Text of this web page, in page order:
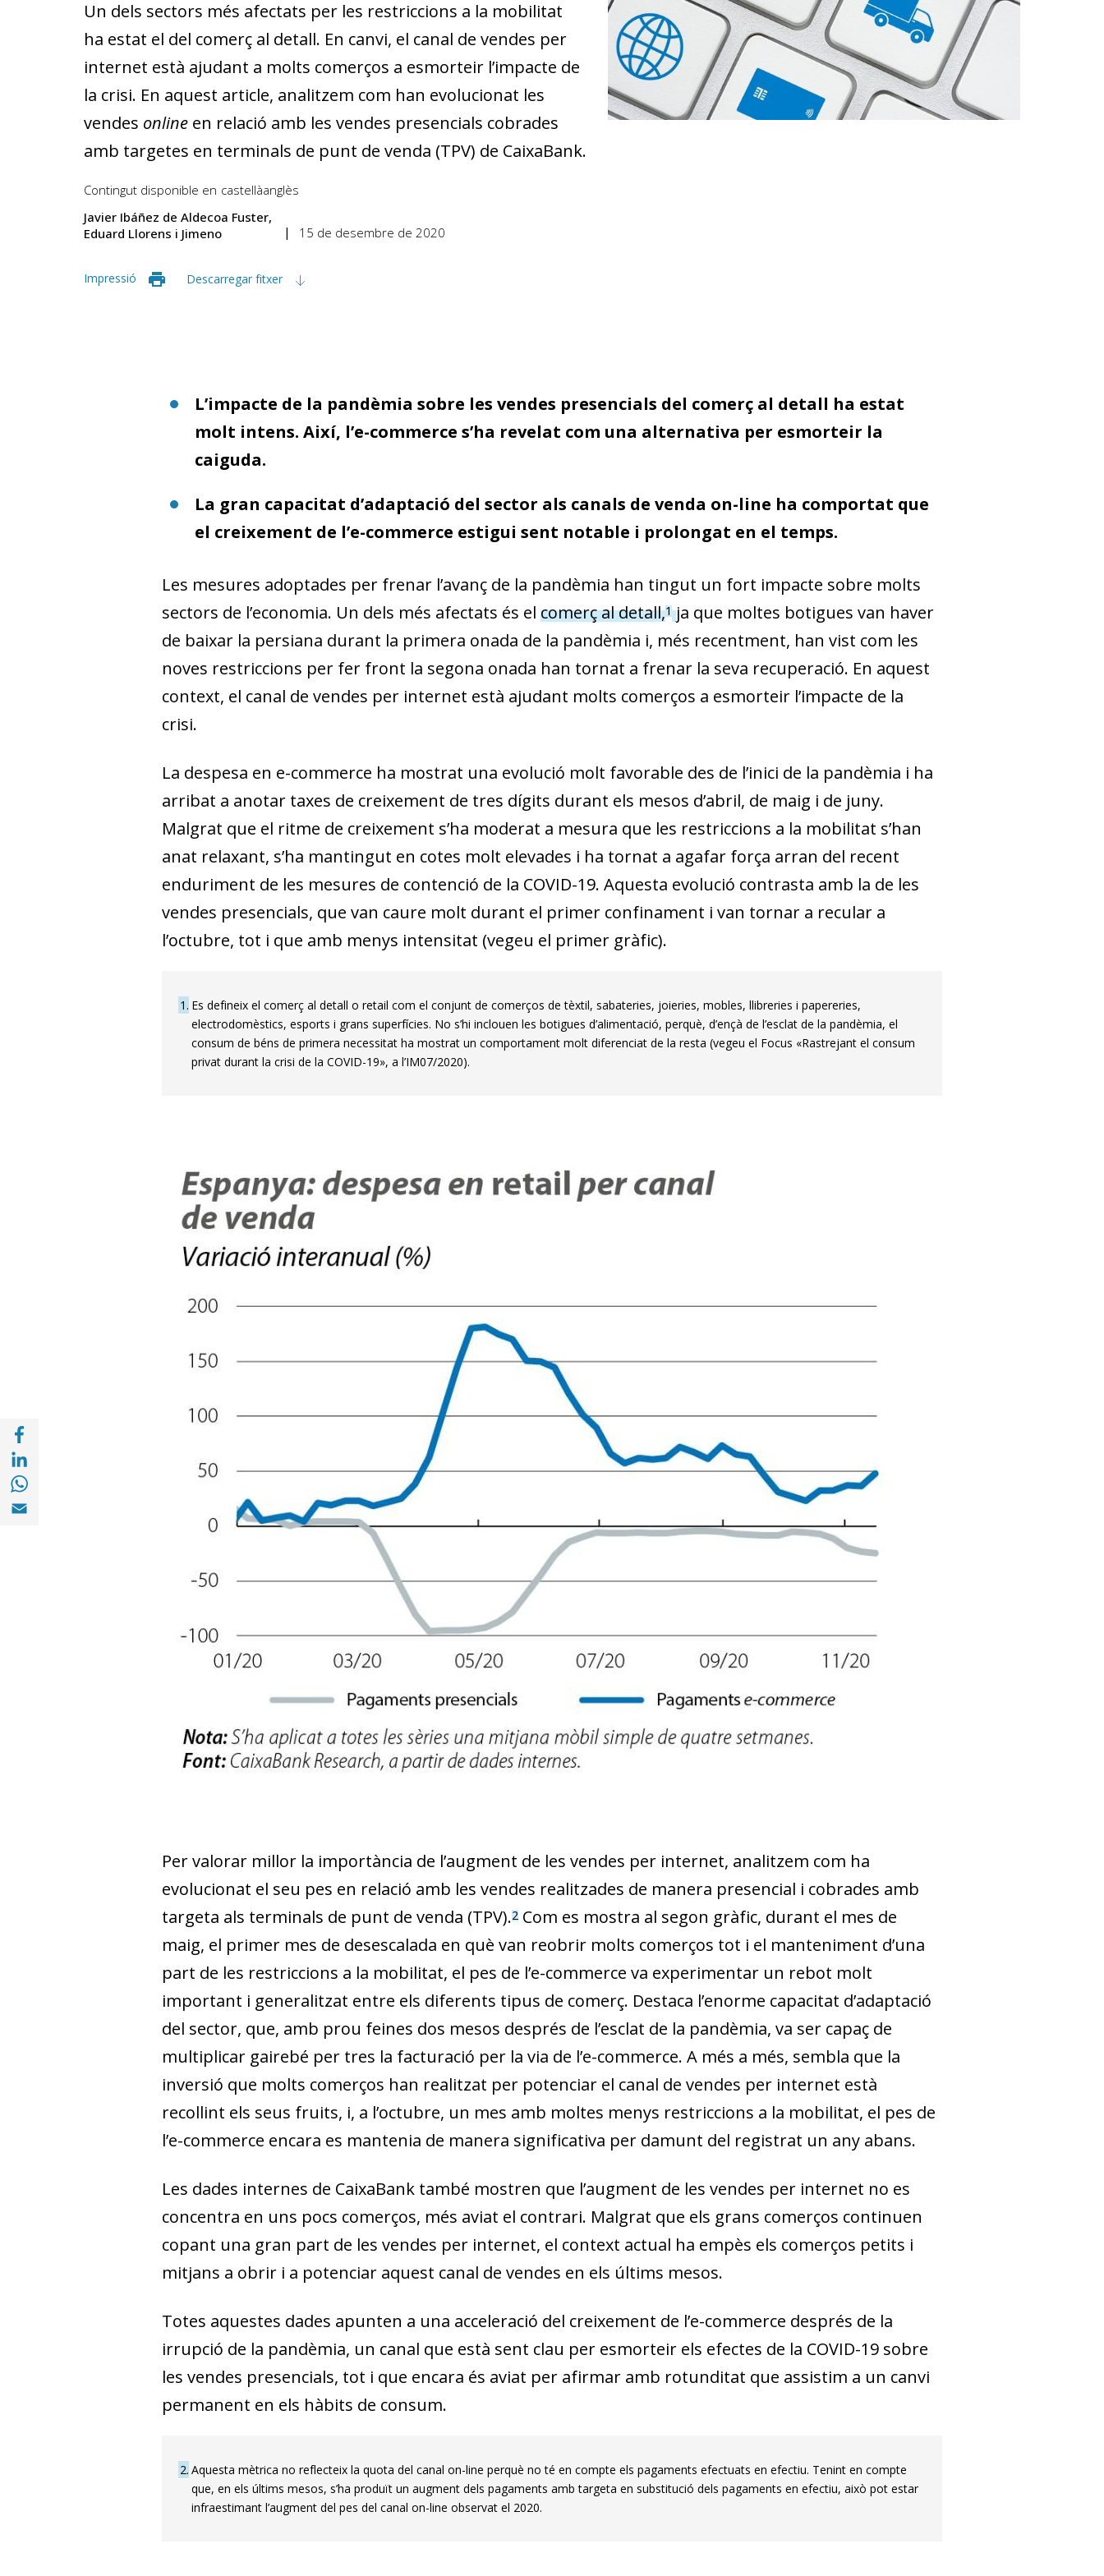
Un dels sectors més afectats per les restriccions a la mobilitat
ha estat el del comerç al detall. En canvi, el canal de vendes per
internet està ajudant a molts comerços a esmorteir l’impacte de
la crisi. En aquest article, analitzem com han evolucionat les
vendes online en relació amb les vendes presencials cobrades
amb targetes en terminals de punt de venda (TPV) de CaixaBank.
Contingut disponible en castellàanglès
Javier Ibáñez de Aldecoa Fuster
Eduard Llorens i Jimeno
15 de desembre de 2020
Impressió Descarregar fitxer
Compartir a Facebook (opens in a new window)
Compartir a with Linkedin (opens in a new window)
Compartir a with Whatsapp (opens in a new window)
Compartir a Email (opens in a new window)
L’impacte de la pandèmia sobre les vendes presencials del comerç al detall ha estat
molt intens. Així, l’e-commerce s’ha revelat com una alternativa per esmorteir la
caiguda.
La gran capacitat d’adaptació del sector als canals de venda on-line ha comportat que
el creixement de l’e-commerce estigui sent notable i prolongat en el temps.
Les mesures adoptades per frenar l’avanç de la pandèmia han tingut un fort impacte sobre molts
sectors de l’economia. Un dels més afectats és el comerç al detall,1 ja que moltes botigues van haver
de baixar la persiana durant la primera onada de la pandèmia i, més recentment, han vist com les
noves restriccions per fer front la segona onada han tornat a frenar la seva recuperació. En aquest
context, el canal de vendes per internet està ajudant molts comerços a esmorteir l’impacte de la
crisi.
La despesa en e-commerce ha mostrat una evolució molt favorable des de l’inici de la pandèmia i ha
arribat a anotar taxes de creixement de tres dígits durant els mesos d’abril, de maig i de juny.
Malgrat que el ritme de creixement s’ha moderat a mesura que les restriccions a la mobilitat s’han
anat relaxant, s’ha mantingut en cotes molt elevades i ha tornat a agafar força arran del recent
enduriment de les mesures de contenció de la COVID-19. Aquesta evolució contrasta amb la de les
vendes presencials, que van caure molt durant el primer confinament i van tornar a recular a
l’octubre, tot i que amb menys intensitat (vegeu el primer gràfic).
1 Es defineix el comerç al detall o retail com el conjunt de comerços de tèxtil, sabateries, joieries, mobles, llibreries i papereries,
electrodomèstics, esports i grans superfícies. No s’hi inclouen les botigues d’alimentació, perquè, d’ençà de l’esclat de la pandèmia, el
consum de béns de primera necessitat ha mostrat un comportament molt diferenciat de la resta (vegeu el Focus «Rastrejant el consum
privat durant la crisi de la COVID-19», a l’IM07/2020).
Per valorar millor la importància de l’augment de les vendes per internet, analitzem com ha
evolucionat el seu pes en relació amb les vendes realitzades de manera presencial i cobrades amb
targeta als terminals de punt de venda (TPV).2 Com es mostra al segon gràfic, durant el mes de
maig, el primer mes de desescalada en què van reobrir molts comerços tot i el manteniment d’una
part de les restriccions a la mobilitat, el pes de l’e-commerce va experimentar un rebot molt
important i generalitzat entre els diferents tipus de comerç. Destaca l’enorme capacitat d’adaptació
del sector, que, amb prou feines dos mesos després de l’esclat de la pandèmia, va ser capaç de
multiplicar gairebé per tres la facturació per la via de l’e-commerce. A més a més, sembla que la
inversió que molts comerços han realitzat per potenciar el canal de vendes per internet està
recollint els seus fruits, i, a l’octubre, un mes amb moltes menys restriccions a la mobilitat, el pes de
l’e-commerce encara es mantenia de manera significativa per damunt del registrat un any abans.
Les dades internes de CaixaBank també mostren que l’augment de les vendes per internet no es
concentra en uns pocs comerços, més aviat el contrari. Malgrat que els grans comerços continuen
copant una gran part de les vendes per internet, el context actual ha empès els comerços petits i
mitjans a obrir i a potenciar aquest canal de vendes en els últims mesos.
Totes aquestes dades apunten a una acceleració del creixement de l’e-commerce després de la
irrupció de la pandèmia, un canal que està sent clau per esmorteir els efectes de la COVID-19 sobre
les vendes presencials, tot i que encara és aviat per afirmar amb rotunditat que assistim a un canvi
permanent en els hàbits de consum.
2 Aquesta mètrica no reflecteix la quota del canal on-line perquè no té en compte els pagaments efectuats en efectiu. Tenint en compte
que, en els últims mesos, s’ha produït un augment dels pagaments amb targeta en substitució dels pagaments en efectiu, això pot estar
infraestimant l’augment del pes del canal on-line observat el 2020.